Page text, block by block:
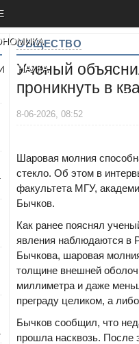
НАУКА
ОБЩЕСТВО
Ученый
проникнуть в
8-06-2026, 08:52
Шаровая молния
стекло. Об этом в
факультета МГУ,
Бычков.
Как ранее пояснял
явления наблюдаются в
Бычкова, шаровая
толщине внешней
миллиметра и даже
преграду целиком, а
Бычков сообщил, что
прошла насквозь. После